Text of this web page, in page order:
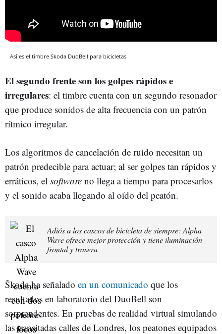
Así es el timbre Skoda DuoBell para bicicletas
El segundo frente son los golpes rápidos e
irregulares: el timbre cuenta con un segundo resonador
que produce sonidos de alta frecuencia con un patrón
rítmico irregular.
Los algoritmos de cancelación de ruido necesitan un
patrón predecible para actuar; al ser golpes tan rápidos y
erráticos, el software no llega a tiempo para procesarlos
y el sonido acaba llegando al oído del peatón.
Adiós a los cascos de bicicleta de siempre: Alpha
Wave ofrece mejor protección y tiene iluminación
frontal y trasera
Škoda ha señalado en un comunicado que los
resultados en laboratorio del DuoBell son
sorprendentes. En pruebas de realidad virtual simulando
las transitadas calles de Londres, los peatones equipados